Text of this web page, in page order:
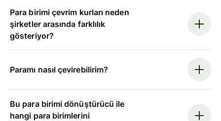
Para birimi çevrim kurları neden
şirketler arasında farklılık
gösteriyor?
Paramı nasıl çevirebilirim?
Bu para birimi dönüştürücü ile
hangi para birimlerini